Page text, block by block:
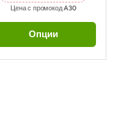
Цена с промокодA30
Опции